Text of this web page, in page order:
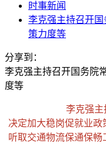
时事新闻
李克强主持召开
策力度等
分享到：
李克强主持召开国务院
度等
李克强主
决定加大稳岗促就业
听取交通物流保通保